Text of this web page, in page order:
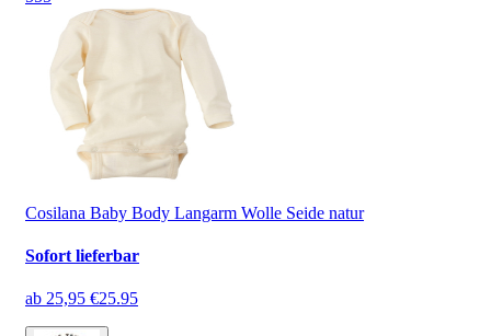
Cosilana Baby Body Langarm Wolle Seide natur
Sofort lieferbar
ab 25,95 €25.95